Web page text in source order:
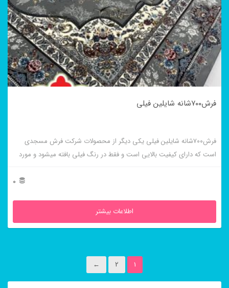
فرش۷۰۰شانه شایلین فیلی
فرش۷۰۰شانه شایلین فیلی یکی دیگر از محصولات شرکت فرش مسجدی
است که دارای کیفیت بالایی است و فقط در رنگ فیلی بافته میشود و مورد
0
اطلاعات بیشتر
1
2
←